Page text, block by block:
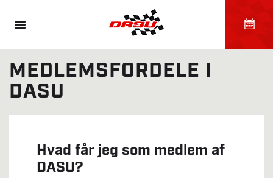
MEDLEMSFORDELE I
DASU
Hvad får jeg som medlem af
DASU?